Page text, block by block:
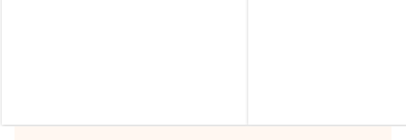
Hilfsbereitschaft!